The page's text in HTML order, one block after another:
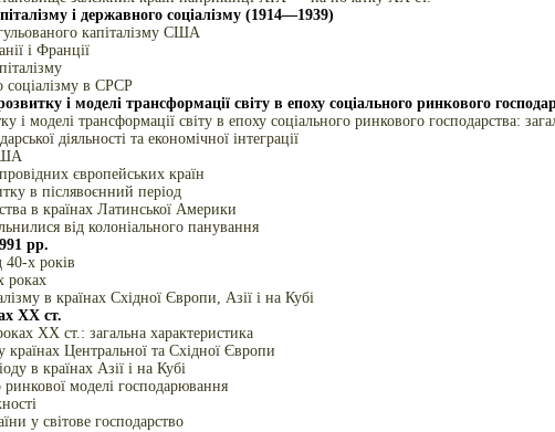
і державного соціалізму (1914—1939)
капіталізму США
і Франції
соціалізму в СРСР
і моделі трансформації світу в епоху соціального ринкового
і моделі трансформації світу в епоху соціального ринкового господарства:
діяльності та економічної інтеграції
європейських країн
в післявоєнний період
в країнах Латинської Америки
від колоніального панування
рр.
х років
роках
в країнах Східної Європи, Азії і на Кубі
XX ст.
XX ст.: загальна характеристика
країнах Центральної та Східної Європи
в країнах Азії і на Кубі
ринкової моделі господарювання
у світове господарство